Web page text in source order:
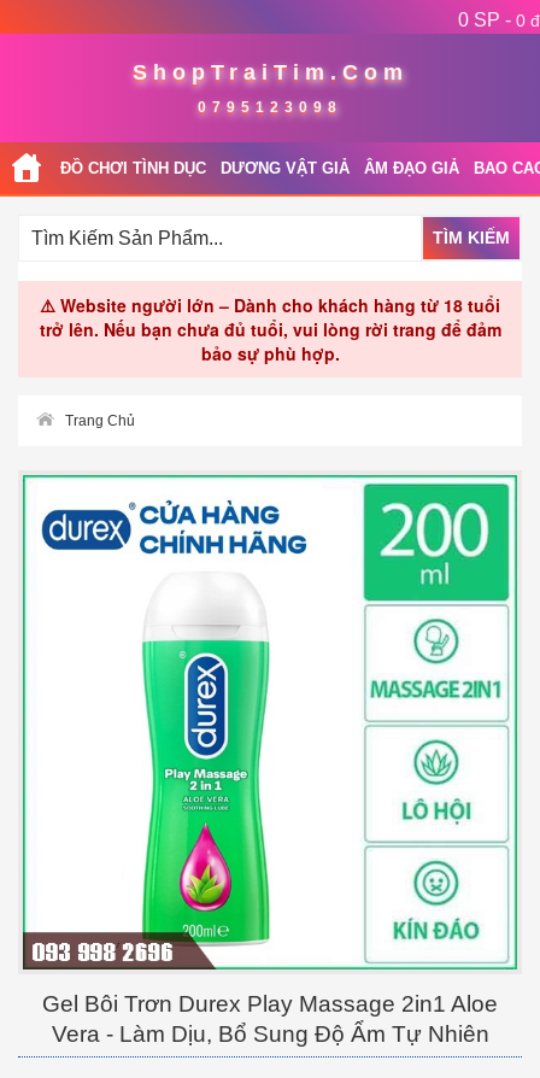
0 SP - 0 đ
ShopTraiTim.Com
0795123098
ĐỒ CHƠI TÌNH DỤC DƯƠNG VẬT GIẢ ÂM ĐẠO GIẢ BAO
TÌM KIẾM
⚠️ Website người lớn – Dành cho khách hàng từ 18 tuổi
trở lên. Nếu bạn chưa đủ tuổi, vui lòng rời trang để đảm
bảo sự phù hợp.
Trang Chủ
Gel Bôi Trơn Durex Play Massage 2in1 Aloe
Vera - Làm Dịu, Bổ Sung Độ Ẩm Tự Nhiên